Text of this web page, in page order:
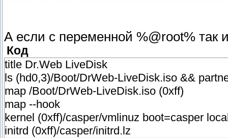
А если с переменной %@root% так
Код
title Dr.Web LiveDisk
ls (hd0,3)/Boot/DrWeb-LiveDisk.iso &&
map /Boot/DrWeb-LiveDisk.iso (0xff)
map --hook
kernel (0xff)/casper/vmlinuz boot=casper
initrd (0xff)/casper/initrd.lz